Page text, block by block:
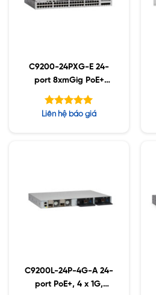
C9200-24PXG-E 24-
port 8xmGig PoE+
Network Essentials
Được xếp
Liên hệ báo giá
C9200L-24P-4G-A 24-
port PoE+, 4 x 1G,